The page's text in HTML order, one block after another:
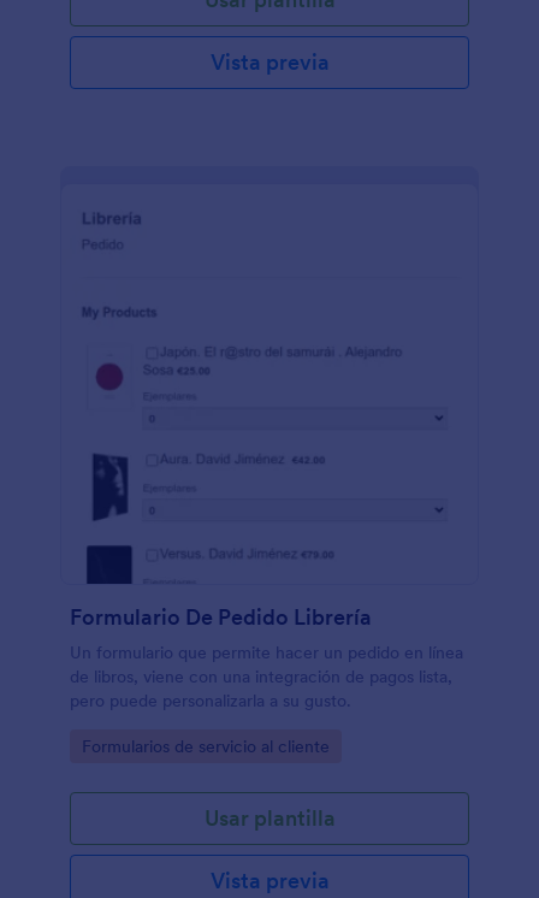
Vista previa
Formulario De Pedido Librería
Un formulario que permite hacer un pedido en línea
de libros, viene con una integración de pagos lista,
pero puede personalizarla a su gusto.
Go to Category:
Formularios de servicio al cliente
Usar plantilla
Vista previa